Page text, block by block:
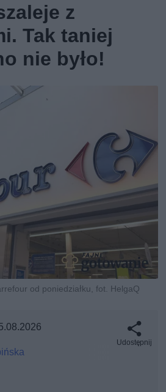
z
Tak taniej
nie było!
od poniedziałku, fot. HelgaQ
Udostępnij